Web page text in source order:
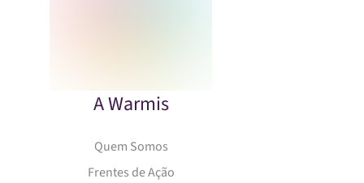
A Warmis
Quem Somos
Frentes de Ação